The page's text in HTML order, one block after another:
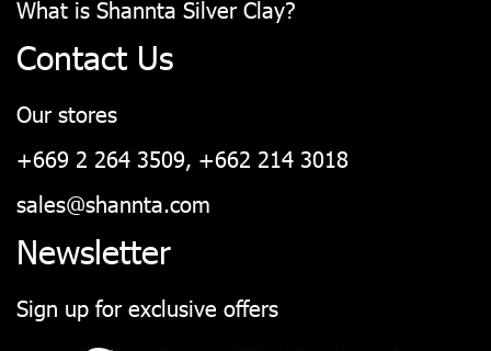
What is Shannta Silver Clay?
Contact Us
Our stores
+669 2 264 3509, +662 214 3018
sales@shannta.com
Newsletter
Sign up for exclusive offers